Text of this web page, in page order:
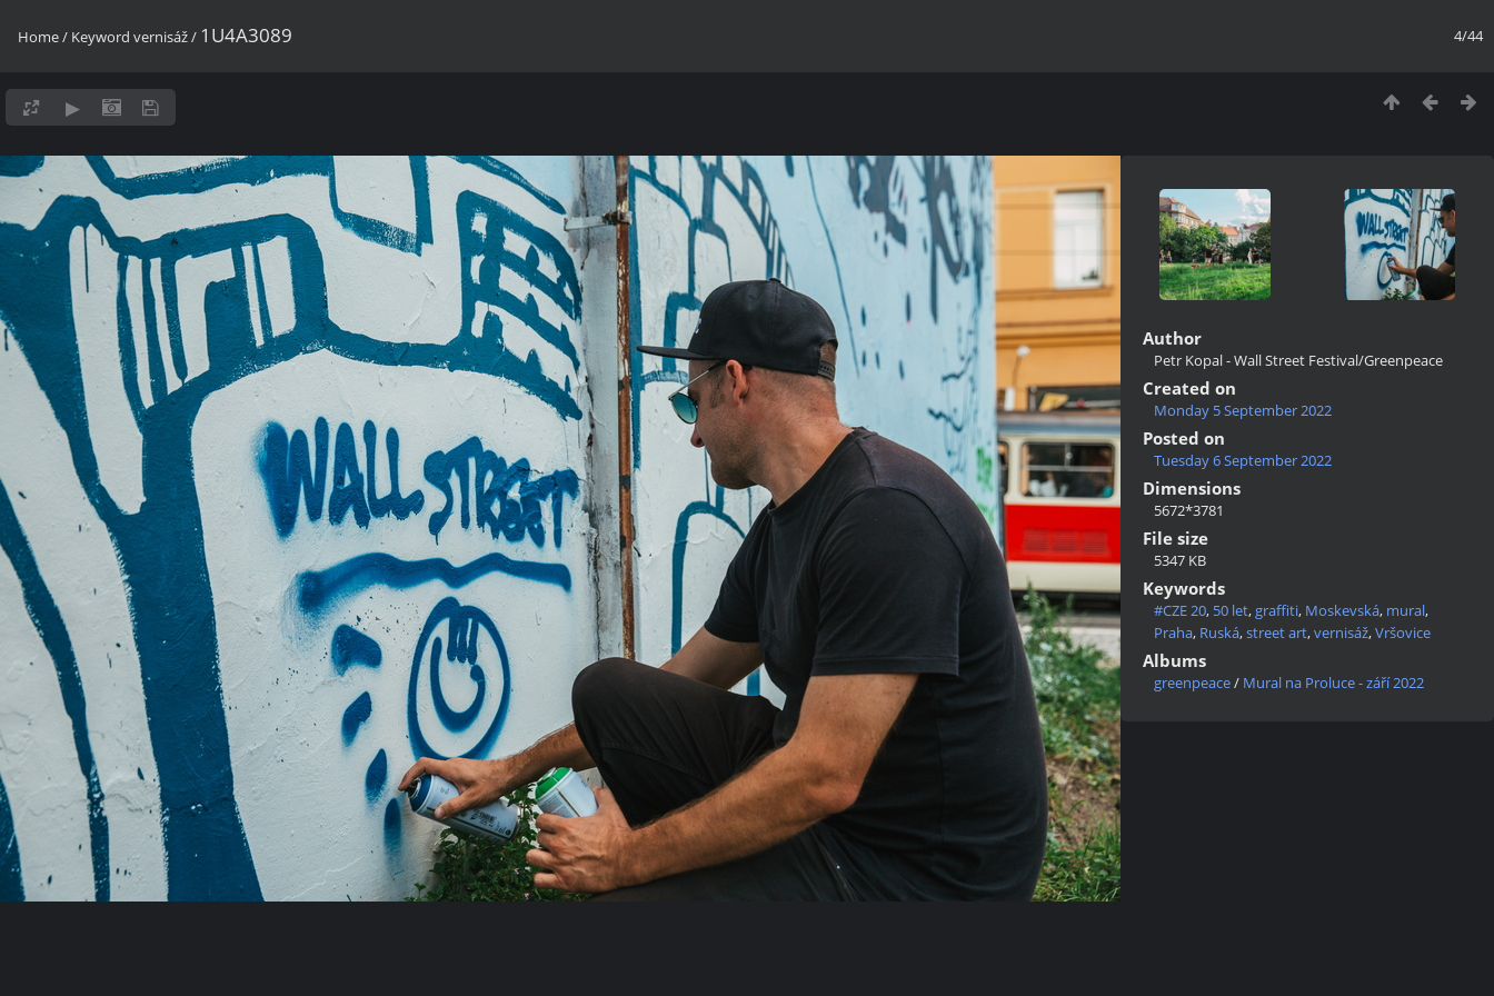
4/44
Home/ Keyword vernisáž/ 1U4A3089
Author
Petr Kopal - Wall Street Festival/Greenpeace
Created on
Monday 5 September 2022
Posted on
Tuesday 6 September 2022
Dimensions
5672*3781
File size
5347 KB
Keywords
#CZE 20, 50 let,graffiti, Moskevská, mural,
Praha, Ruská,street art,vernisáž,Vršovice
Albums
greenpeace/ Mural na Proluce - září 2022